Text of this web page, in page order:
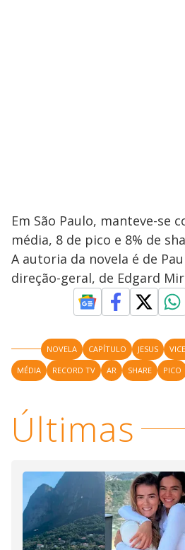
Em São Paulo, manteve-se
média, 8 de pico e 8% de
A autoria da novela é de
direção-geral, de Edgard
NOVELA CAPÍTULO JESUS
MÉDIA
RECORD TV AR SHARE PICO
Últimas